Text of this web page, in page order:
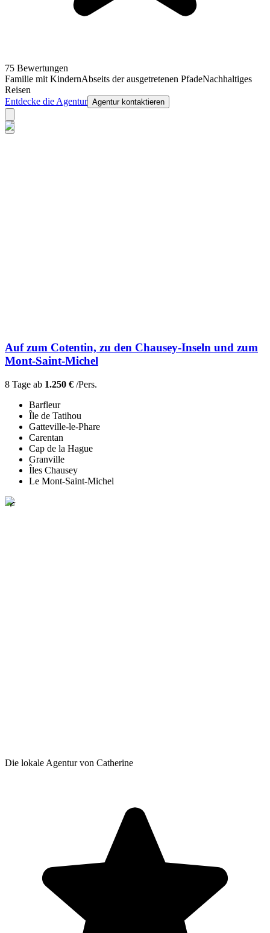
75 Bewertungen
Familie mit KindernAbseits der ausgetretenen PfadeNachhaltiges
Reisen
Entdecke die Agentur Agentur kontaktieren
Auf zum Cotentin, zu den Chausey-Inseln und zum
Mont-Saint-Michel
8 Tage ab 1.250 € /Pers.
Barfleur
Île de Tatihou
Gatteville-le-Phare
Carentan
Cap de la Hague
Granville
Îles Chausey
Le Mont-Saint-Michel
Die lokale Agentur von Catherine